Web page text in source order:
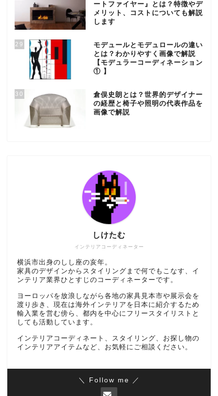
ートファイヤー』とは？特徴やデ
メリット、コストについても解説
します
29
モデュールとモデュロールの違い
とは？わかりやすく画像で解説
【モデュラーコーディネーション
① 】
30
倉俣史朗とは？世界的デザイナー
の経歴と椅子や照明の代表作品を
画像で解説
インテリアコーディネーター
しけたむ
横浜市出身のしし座の亥年。
家具のデザインからスタイリングまで何でもこなす、イ
ンテリア業界ひとすじのコーディネーターです。
ヨーロッパを放浪しながら各地の家具見本市や展示会を
渡り歩き、現在は海外インテリアを日本に紹介するため
輸入業を営む傍ら、都内を中心にフリースタイリストと
しても活動しています。
インテリアコーディネート、スタイリング、お探し物の
インテリアアイテムなど、お気軽にご相談ください。
＼ Follow me ／